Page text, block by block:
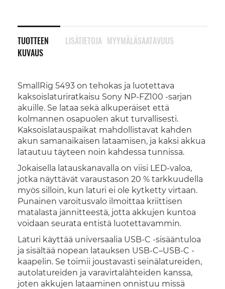
TUOTTEEN
KUVAUS
SmallRig 5493 on tehokas ja luotettava
kaksoislaturiratkaisu Sony NP-FZ100 -sarjan
akuille. Se lataa sekä alkuperäiset että
kolmannen osapuolen akut turvallisesti.
Kaksoislatauspaikat mahdollistavat kahden
akun samanaikaisen lataamisen, ja kaksi akkua
latautuu täyteen noin kahdessa tunnissa.
Jokaisella latauskanavalla on viisi LED-valoa,
jotka näyttävät varaustason 20 % tarkkuudella
myös silloin, kun laturi ei ole kytketty virtaan.
Punainen varoitusvalo ilmoittaa kriittisen
matalasta jännitteestä, jotta akkujen kuntoa
voidaan seurata entistä luotettavammin.
Laturi käyttää universaalia USB-C -sisääntuloa
ja sisältää nopean latauksen USB-C–USB-C -
kaapelin. Se toimii joustavasti seinälatureiden,
autolatureiden ja varavirtalähteiden kanssa,
joten akkujen lataaminen onnistuu missä
LISÄTIETOJA MYYMÄLÄSAATAVUUS